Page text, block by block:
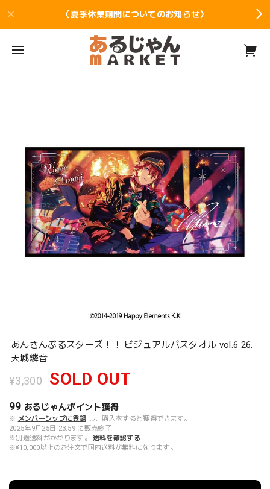
〈夏季休業期間についてのお知らせ〉
あんさんぶるスターズ！！ ビジュアルバスタオル vol.6 26.
天城燐音
¥3,300 SOLD OUT
99 あるじゃんポイント獲得
※ メンバーシップに登録 し、購入をすると獲得できます。
2025年9月25日 23:59 に販売終了
※別途送料がかかります。
送料を確認する
※¥10,000以上のご注文で国内送料が無料になります。